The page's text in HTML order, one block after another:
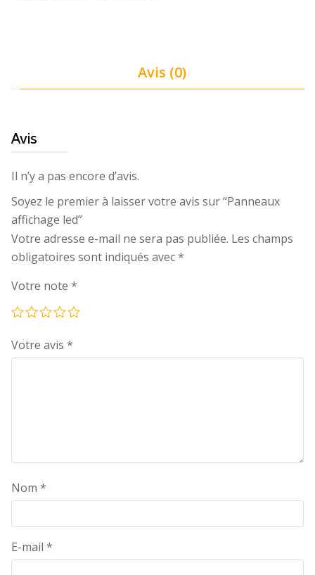
Avis (0)
Avis
Il n’y a pas encore d’avis.
Soyez le premier à laisser votre avis sur “Panneaux
affichage led”
Votre adresse e-mail ne sera pas publiée. Les champs
obligatoires sont indiqués avec*
Votre note *
Votre avis *
Nom *
E-mail *